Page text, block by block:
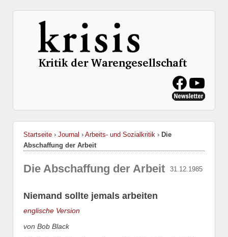
Startseite › Journal › Arbeits- und Sozialkritik › Die
Abschaffung der Arbeit
31.12.1985
Die Abschaffung der Arbeit
Niemand sollte jemals arbeiten
englische Version
von Bob Black